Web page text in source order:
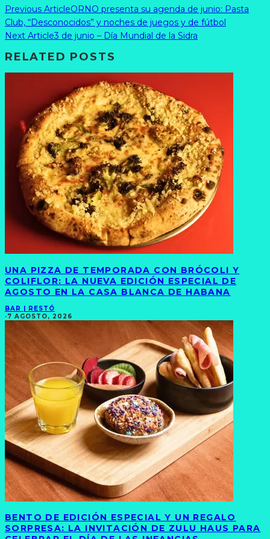
Previous ArticleORNO presenta su agenda de junio: Pasta
Club, “Desconocidos” y noches de juegos y de fútbol
Next Article3 de junio – Día Mundial de la Sidra
RELATED POSTS
UNA PIZZA DE TEMPORADA CON BRÓCOLI Y
COLIFLOR: LA NUEVA EDICIÓN ESPECIAL DE
AGOSTO EN LA CASA BLANCA DE HABANA
BAR | RESTÓ
·7 AGOSTO, 2026
BENTO DE EDICIÓN ESPECIAL Y UN REGALO
SORPRESA: LA INVITACIÓN DE ZULU HAUS PARA